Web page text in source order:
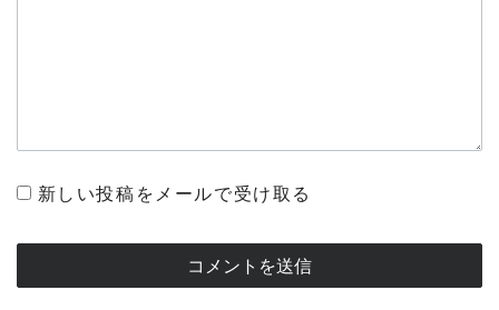
新しい投稿をメールで受け取る